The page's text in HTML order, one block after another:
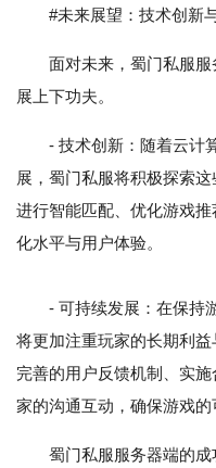
#未来展望：技术创新
面对未来，蜀门私服
展上下功夫。
- 技术创新：随着云计
展，蜀门私服将积极探索
进行智能匹配、优化游戏
化水平与用户体验。
- 可持续发展：在保持游
将更加注重玩家的长期利
完善的用户反馈机制、实
家的沟通互动，确保游戏的
蜀门私服服务器端的